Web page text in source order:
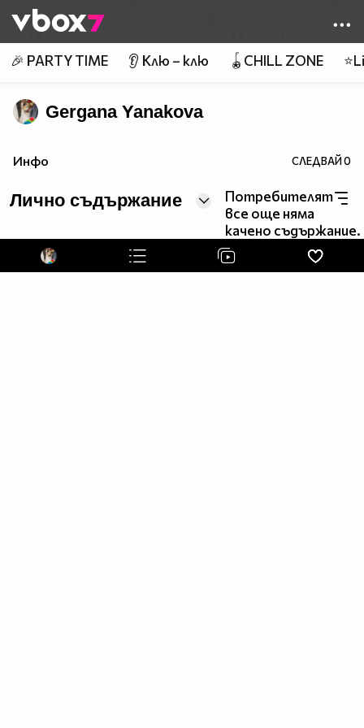
👾
🎉 PARTY TIME 👂 Клю – клю 🪀CHILL ZONE
Gergana Yanakova
Инфо СЛЕДВАЙ0
Лично съдържание
Потребителят
все още няма
качено съдържание.